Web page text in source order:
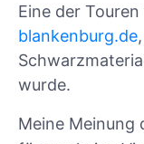
Eine der
blankenburg.de
wurde.
Meine Meinung